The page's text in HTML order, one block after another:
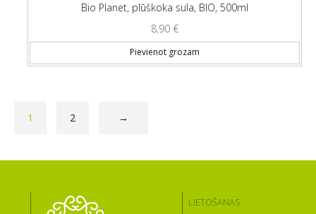
Bio Planet, plūškoka sula, BIO, 500ml
8,90 €
Pievienot grozam
1 2 →
LIETOŠANAS